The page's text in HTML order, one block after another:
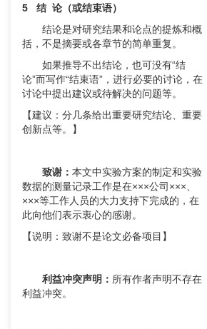
5 结 论（或结束语）
结论是对研究结果和论点的提炼和概
括，不是摘要或各章节的简单重复。
如果推导不出结论，也可没有“结
论”而写作“结束语”，进行必要的讨论，在
讨论中提出建议或待解决的问题等。
【建议：分几条给出重要研究结论、重要
创新点等。】
致谢：本文中实验方案的制定和实验
数据的测量记录工作是在×××公司×××、
×××等工作人员的大力支持下完成的，在
此向他们表示衷心的感谢。
【说明：致谢不是论文必备项目】
利益冲突声明 ： 所有作者声明不存在
利益冲突。